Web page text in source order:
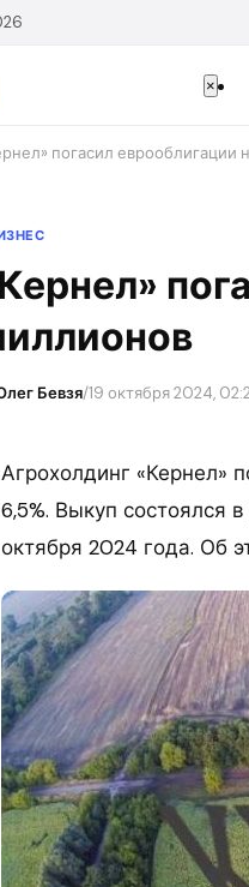
×
погасил
Бевзя/19 октября 2024,
Агрохолдинг «Кернел»
6,5%. Выкуп состоялся
октября 2024 года. Об